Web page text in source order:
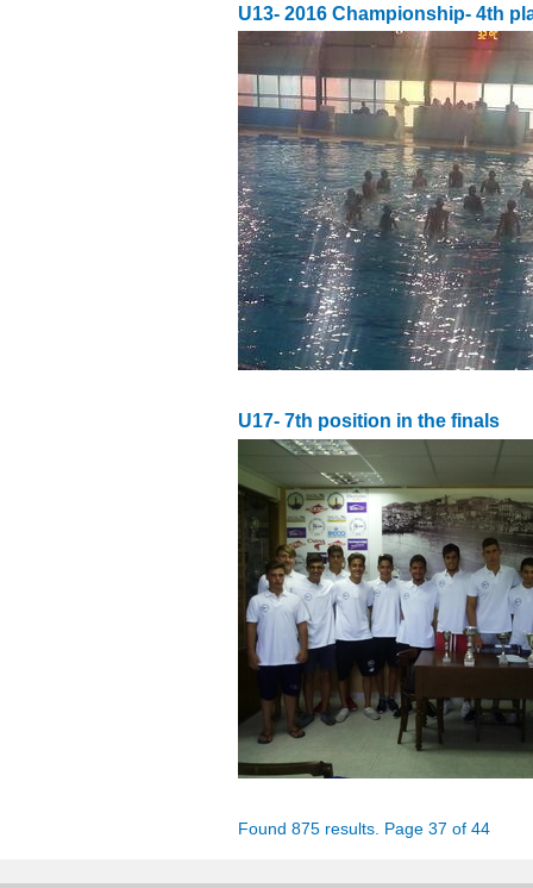
U13- 2016 Championship- 4th
U17- 7th position in the finals
Found 875 results. Page 37 of 44